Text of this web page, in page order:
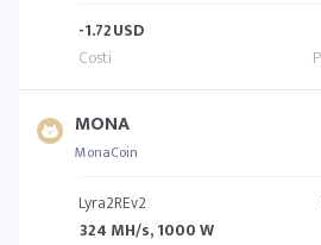
-1.72USD
MONA
MonaCoin
Lyra2REv2
324 MH/s, 1000 W